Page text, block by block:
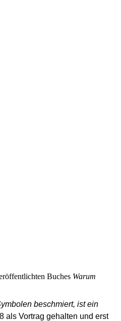
Buches Warum
beschmiert, ist ein
als Vortrag gehalten und erst